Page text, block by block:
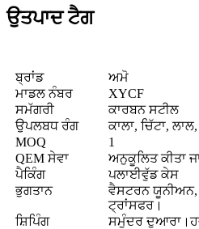
ਉਤਪਾਦ ਟੈਗ
ਬ੍ਰਾਂਡ
ਅਮੋ
ਮਾਡਲ ਨੰਬਰ
XYCF
ਸਮੱਗਰੀ
ਕਾਰਬਨ ਸਟੀਲ
ਉਪਲਬਧ ਰੰਗ
ਕਾਲਾ, ਚਿੱਟਾ,
MOQ
1
QEM ਸੇਵਾ
ਅਨੁਕੂਲਿਤ ਕੀਤਾ
ਪੈਕਿੰਗ
ਪਲਾਈਵੁੱਡ ਕੇਸ
ਭੁਗਤਾਨ
ਵੈਸਟਰਨ ਯੂਨੀਅਨ,
ਟ੍ਰਾਂਸਫਰ।
ਸ਼ਿਪਿੰਗ
ਸਮੁੰਦਰ